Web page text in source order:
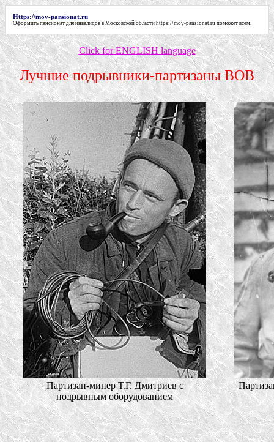
Https://moy-pansionat.ru
Оформить пансионат для инвалидов в Московской области https://moy-pansionat.ru поможет всем.
Click for ENGLISH language
Лучшие подрывники-партизаны ВОВ
Партизан-минер Т.Г. Дмитриев с
подрывным оборудованием